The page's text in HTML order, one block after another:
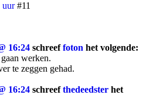
uur #11
16:24 schreeffoton het volgende:
werken.
te zeggen gehad.
16:24 schreefthedeedster het